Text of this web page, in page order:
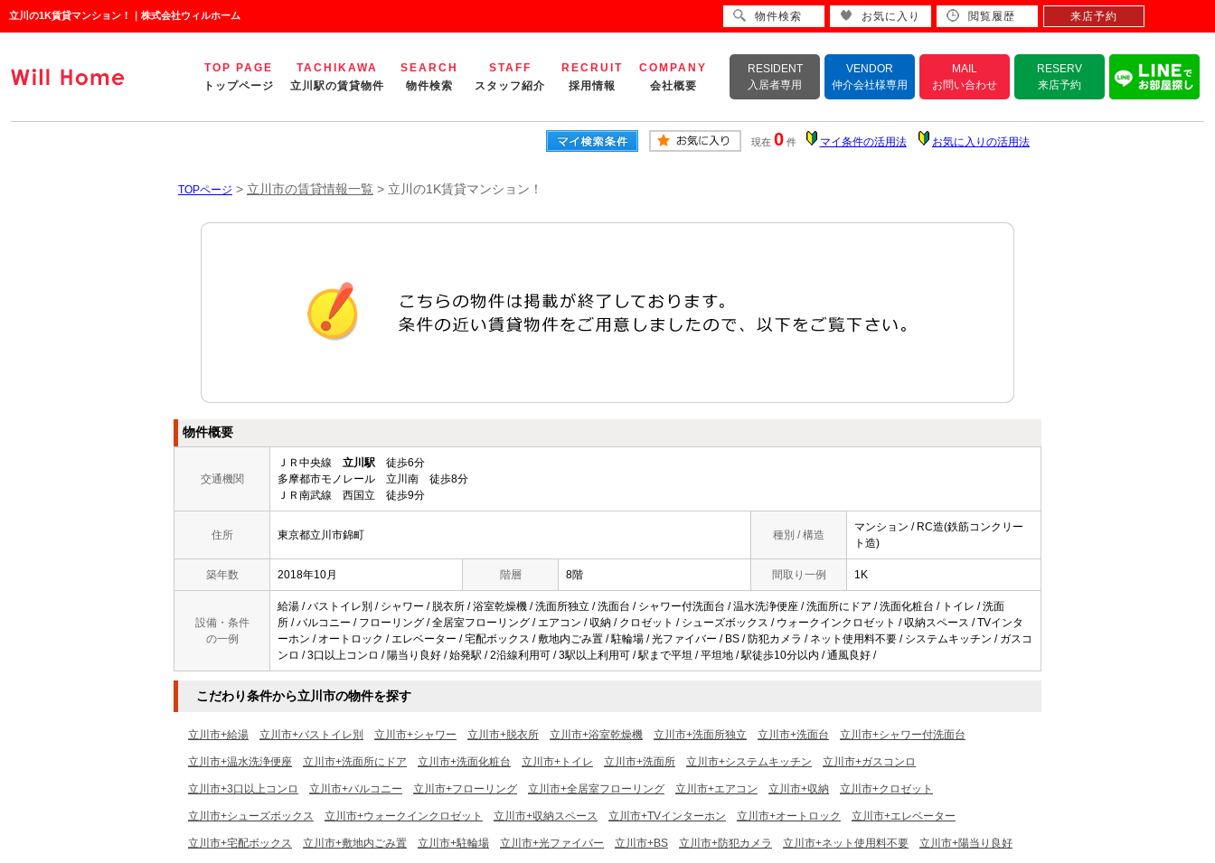
立川の1K賃貸マンション！｜株式会社ウィルホーム
TOP PAGE
トップページ
TACHIKAWA
立川駅の賃貸物件
SEARCH
物件検索
STAFF
スタッフ紹介
RECRUIT
採用情報
COMPANY
会社概要
RESIDENT
入居者専用
VENDOR
仲介会社様専用
MAIL
お問い合わせ
RESERV
来店予約
現在 0 件 マイ条件の活用法 お気に入りの活用法
TOPページ > 立川市の賃貸情報一覧 > 立川の1K賃貸マンション！
物件概要
交通機関
ＪＲ中央線 立川駅 徒歩6分
多摩都市モノレール 立川南 徒歩8分
ＪＲ南武線 西国立 徒歩9分
住所 東京都立川市錦町 種別 / 構造
マンション / RC造(鉄筋コンクリー
ト造)
築年数 2018年10月 階層 8階 間取り一例 1K
設備・条件
の一例
給湯 / バストイレ別 / シャワー / 脱衣所 / 浴室乾燥機 / 洗面所独立 / 洗面台 / シャワー付洗面台 / 温水洗浄便座 / 洗面所にドア / 洗面化粧台 / トイレ / 洗面
所 / バルコニー / フローリング / 全居室フローリング / エアコン / 収納 / クロゼット / シューズボックス / ウォークインクロゼット / 収納スペース / TVインタ
ーホン / オートロック / エレベーター / 宅配ボックス / 敷地内ごみ置 / 駐輪場 / 光ファイバー / BS / 防犯カメラ / ネット使用料不要 / システムキッチン / ガスコ
ンロ / 3口以上コンロ / 陽当り良好 / 始発駅 / 2沿線利用可 / 3駅以上利用可 / 駅まで平坦 / 平坦地 / 駅徒歩10分以内 / 通風良好 /
こだわり条件から立川市の物件を探す
立川市+給湯 立川市+バストイレ別 立川市+シャワー 立川市+脱衣所 立川市+浴室乾燥機 立川市+洗面所独立 立川市+洗面台 立川市+シャワー付洗面台
立川市+温水洗浄便座 立川市+洗面所にドア 立川市+洗面化粧台 立川市+トイレ 立川市+洗面所 立川市+システムキッチン 立川市+ガスコンロ
立川市+3口以上コンロ 立川市+バルコニー 立川市+フローリング 立川市+全居室フローリング 立川市+エアコン 立川市+収納 立川市+クロゼット
立川市+シューズボックス 立川市+ウォークインクロゼット 立川市+収納スペース 立川市+TVインターホン 立川市+オートロック 立川市+エレベーター
立川市+宅配ボックス 立川市+敷地内ごみ置 立川市+駐輪場 立川市+光ファイバー 立川市+BS 立川市+防犯カメラ 立川市+ネット使用料不要 立川市+陽当り良好
物件検索 お気に入り 閲覧履歴 来店予約